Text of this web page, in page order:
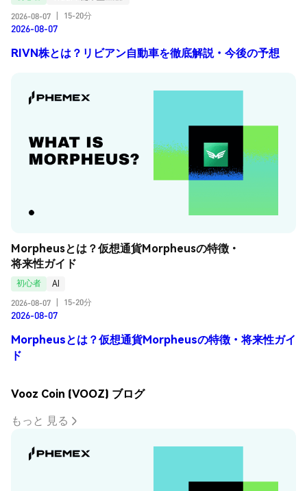
2026-08-07
15-20分
2026-08-07
RIVN株とは？リビアン自動車を徹底解説・今後の予想
Morpheusとは？仮想通貨Morpheusの特徴・
将来性ガイド
初心者
AI
2026-08-07
15-20分
2026-08-07
Morpheusとは？仮想通貨Morpheusの特徴・将来性ガイ
ド
Vooz Coin (VOOZ) ブログ
もっと 見る